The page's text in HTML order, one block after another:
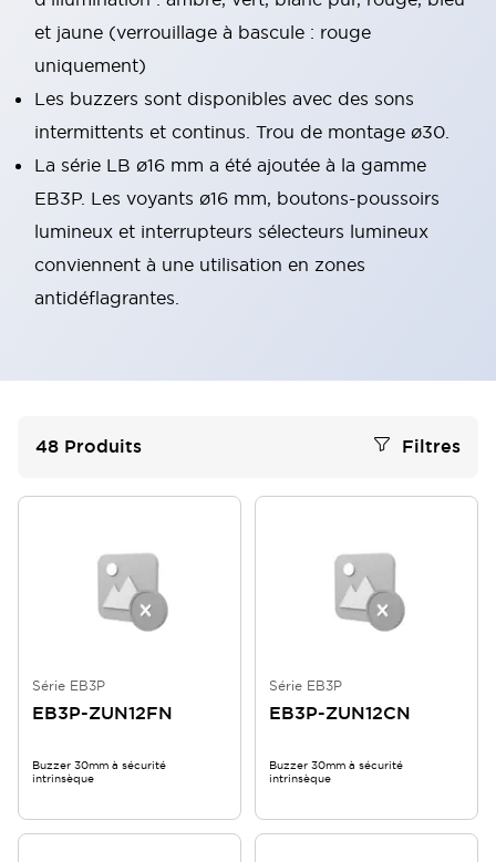
et jaune (verrouillage à bascule : rouge
uniquement)
Les buzzers sont disponibles avec des sons
intermittents et continus. Trou de montage ø30.
La série LB ø16 mm a été ajoutée à la gamme
EB3P. Les voyants ø16 mm, boutons-poussoirs
lumineux et interrupteurs sélecteurs lumineux
conviennent à une utilisation en zones
antidéflagrantes.
48 Produits Filtres
Série EB3P
EB3P-ZUN12FN
Buzzer 30mm à sécurité
intrinsèque
Série EB3P
EB3P-ZUN12CN
Buzzer 30mm à sécurité
intrinsèque